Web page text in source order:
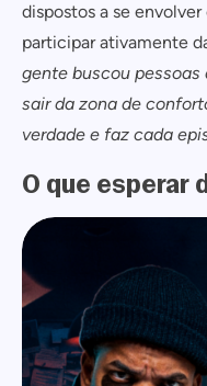
dispostos a se
participar ativamente
gente buscou
sair da zona de
verdade e faz cada
O que esperar